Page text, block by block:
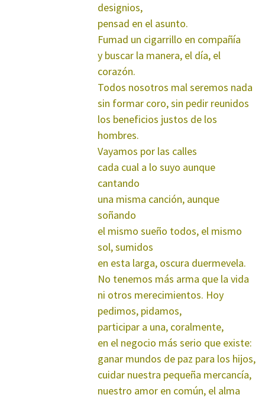
designios,
pensad en el asunto.
Fumad un cigarrillo en compañía
y buscar la manera, el día, el
corazón.
Todos nosotros mal seremos nada
sin formar coro, sin pedir reunidos
los beneficios justos de los
hombres.
Vayamos por las calles
cada cual a lo suyo aunque
cantando
una misma canción, aunque
soñando
el mismo sueño todos, el mismo
sol, sumidos
en esta larga, oscura duermevela.
No tenemos más arma que la vida
ni otros merecimientos. Hoy
pedimos, pidamos,
participar a una, coralmente,
en el negocio más serio que existe:
ganar mundos de paz para los hijos,
cuidar nuestra pequeña mercancía,
nuestro amor en común, el alma